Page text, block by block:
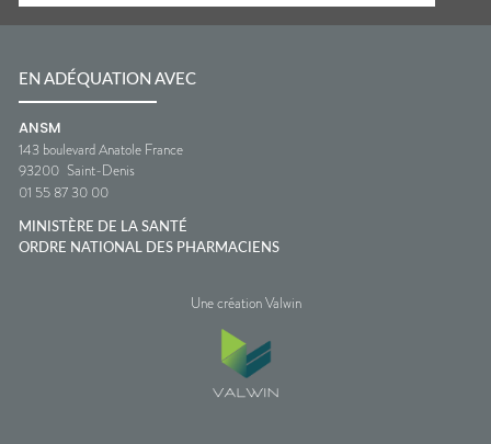
EN ADÉQUATION AVEC
ANSM
143 boulevard Anatole France
93200 Saint-Denis
01 55 87 30 00
MINISTÈRE DE LA SANTÉ
ORDRE NATIONAL DES PHARMACIENS
Une création Valwin